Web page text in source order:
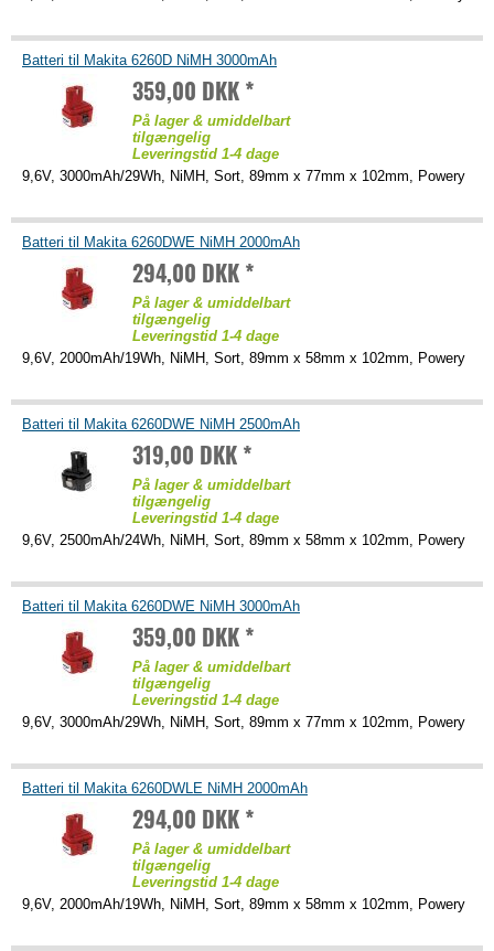
Batteri til Makita 6260D NiMH 3000mAh
359,00 DKK *
På lager & umiddelbart
tilgængelig
Leveringstid 1-4 dage
9,6V, 3000mAh/29Wh, NiMH, Sort, 89mm x 77mm x 102mm, Powery
Batteri til Makita 6260DWE NiMH 2000mAh
294,00 DKK *
På lager & umiddelbart
tilgængelig
Leveringstid 1-4 dage
9,6V, 2000mAh/19Wh, NiMH, Sort, 89mm x 58mm x 102mm, Powery
Batteri til Makita 6260DWE NiMH 2500mAh
319,00 DKK *
På lager & umiddelbart
tilgængelig
Leveringstid 1-4 dage
9,6V, 2500mAh/24Wh, NiMH, Sort, 89mm x 58mm x 102mm, Powery
Batteri til Makita 6260DWE NiMH 3000mAh
359,00 DKK *
På lager & umiddelbart
tilgængelig
Leveringstid 1-4 dage
9,6V, 3000mAh/29Wh, NiMH, Sort, 89mm x 77mm x 102mm, Powery
Batteri til Makita 6260DWLE NiMH 2000mAh
294,00 DKK *
På lager & umiddelbart
tilgængelig
Leveringstid 1-4 dage
9,6V, 2000mAh/19Wh, NiMH, Sort, 89mm x 58mm x 102mm, Powery